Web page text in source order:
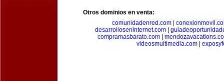
Otros dominios en venta:
comunidadenred.com|
desarrolloseninternet.com
compramasbarato.com|
videosmultimedia.com